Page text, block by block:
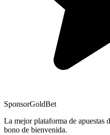
SponsorGoldBet
La mejor plataforma de apuestas
bono de bienvenida.